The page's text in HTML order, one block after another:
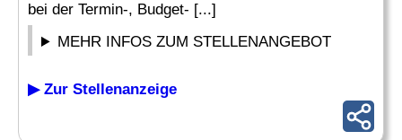
bei der Termin-, Budget- [...]
MEHR INFOS ZUM STELLENANGEBOT
▶ Zur Stellenanzeige